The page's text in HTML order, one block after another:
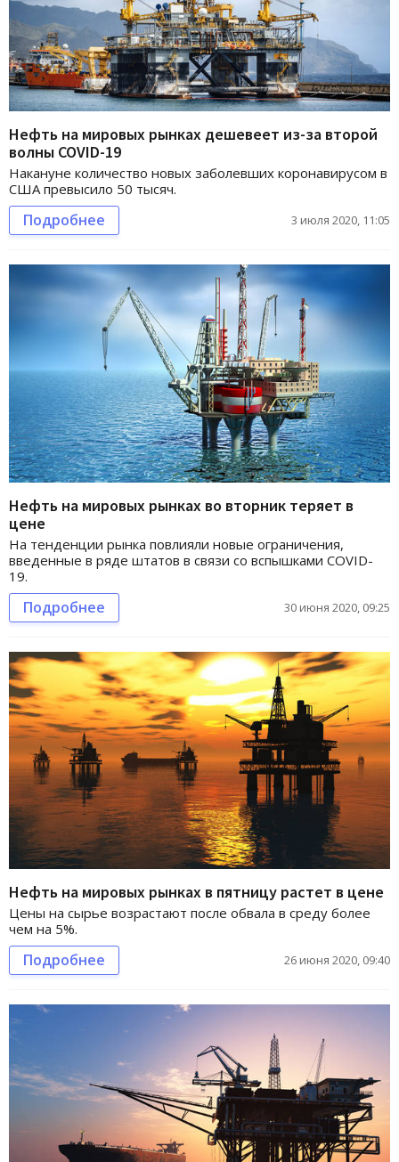
Нефть на мировых рынках дешевеет из-за второй
волны COVID-19
Накануне количество новых заболевших коронавирусом в
США превысило 50 тысяч.
Подробнее 3 июля 2020, 11:05
Нефть на мировых рынках во вторник теряет в
цене
На тенденции рынка повлияли новые ограничения,
введенные в ряде штатов в связи со вспышками COVID-
19.
Подробнее 30 июня 2020, 09:25
Нефть на мировых рынках в пятницу растет в цене
Цены на сырье возрастают после обвала в среду более
чем на 5%.
Подробнее 26 июня 2020, 09:40